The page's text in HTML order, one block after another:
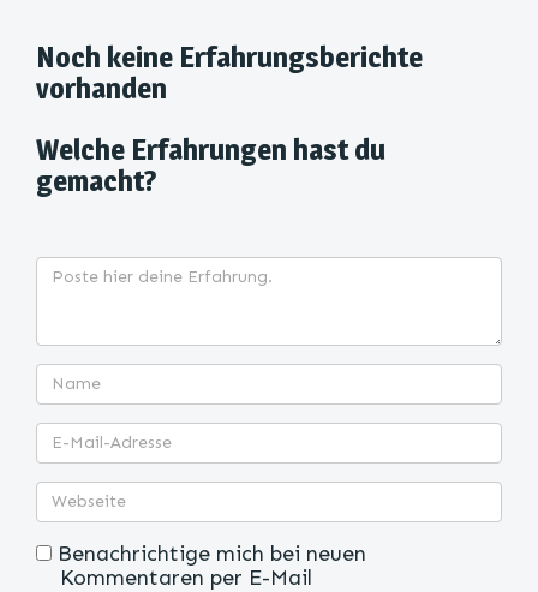
Noch keine Erfahrungsberichte
vorhanden
Welche Erfahrungen hast du
gemacht?
Benachrichtige mich bei neuen
Kommentaren per E-Mail